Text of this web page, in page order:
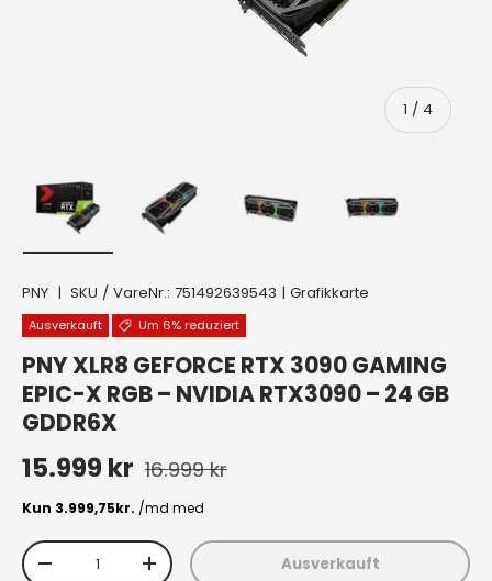
1 / von
4
PNY | SKU / VareNr.: 751492639543 | Grafikkarte
Ausverkauft Um 6% reduziert
PNY XLR8 GEFORCE RTX 3090 GAMING
EPIC-X RGB – NVIDIA RTX3090 – 24 GB
GDDR6X
Verkaufspreis
15.999 kr Normaler Preis
16.999 kr
Anzahl
Menge verringernMenge erhöhen Ausverkauft